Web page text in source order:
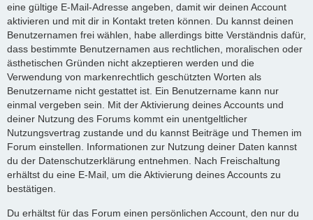
eine gültige E-Mail-Adresse angeben, damit wir deinen Account
aktivieren und mit dir in Kontakt treten können. Du kannst deinen
Benutzernamen frei wählen, habe allerdings bitte Verständnis dafür,
dass bestimmte Benutzernamen aus rechtlichen, moralischen oder
ästhetischen Gründen nicht akzeptieren werden und die
Verwendung von markenrechtlich geschützten Worten als
Benutzername nicht gestattet ist. Ein Benutzername kann nur
einmal vergeben sein. Mit der Aktivierung deines Accounts und
deiner Nutzung des Forums kommt ein unentgeltlicher
Nutzungsvertrag zustande und du kannst Beiträge und Themen im
Forum einstellen. Informationen zur Nutzung deiner Daten kannst
du der Datenschutzerklärung entnehmen. Nach Freischaltung
erhältst du eine E-Mail, um die Aktivierung deines Accounts zu
bestätigen.
Du erhältst für das Forum einen persönlichen Account, den nur du